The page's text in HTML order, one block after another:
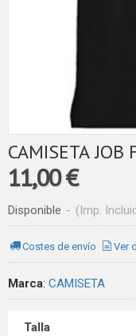
CAMISETA JOB
11,00 €
Disponible - (Imp.
Costes de envío Ver
Marca: CAMISETA
Talla